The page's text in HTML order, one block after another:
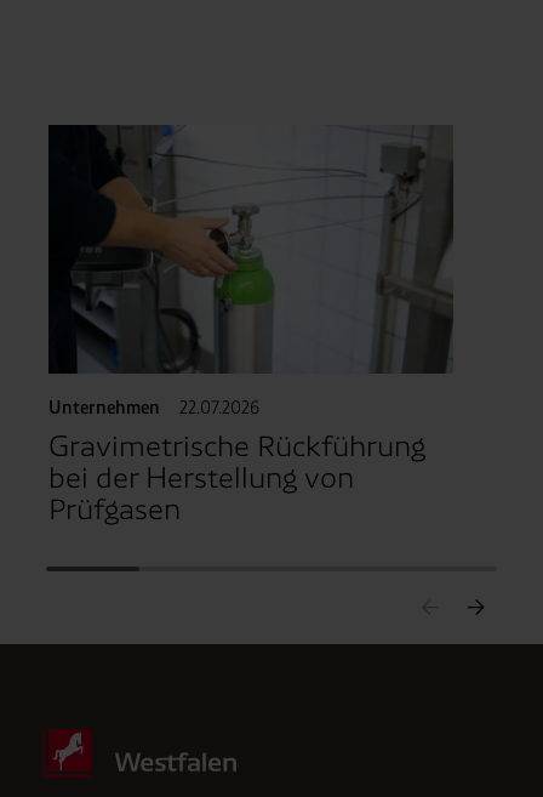
Unternehmen 22.07.2026
Gravimetrische Rückführung
bei der Herstellung von
Prüfgasen